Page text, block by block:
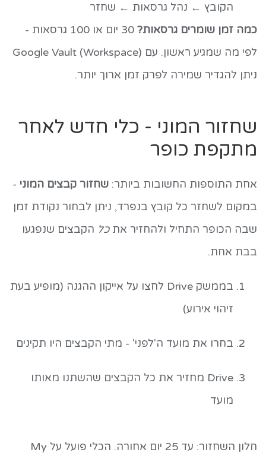
הקובץ ← נהל גרסאות ← שחזר
כמה זמן שומרים גרסאות?
30 יום או 100 גרסאות -
לפי מה שמגיע ראשון. עם Google Vault (Workspace)
ניתן להגדיר שמירה לפרק זמן ארוך יותר.
שחזור המוני - כלי חדש לאחר
מתקפת כופר
אחת התוספות החשובות ביותר: שחזור קבצים המוני -
במקום לשחזר כל קובץ בנפרד, ניתן לבחור נקודת זמן
שבה הכופר התחיל ולהחזיר אתכל הקבצים שנפגעו
בבת אחת.
בממשק Drive לחצו על אייקון ההגנה (מופיע בעת
זיהוי אירוע)
בחרו את מועד ה'לפני' - מתי הקבצים היו תקינים
Drive מחזיר את כל הקבצים שהשתנו מאותו
מועד
חלון השחזור: עד 25 יום אחורה. הכלי פועל על My